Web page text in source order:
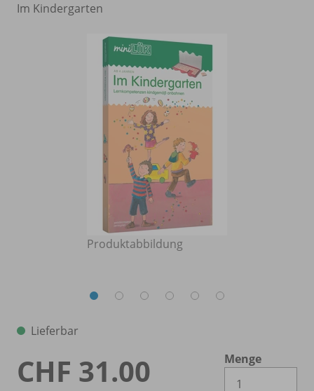
Im Kindergarten
Produktabbildung
Lieferbar
CHF 31.00
Menge